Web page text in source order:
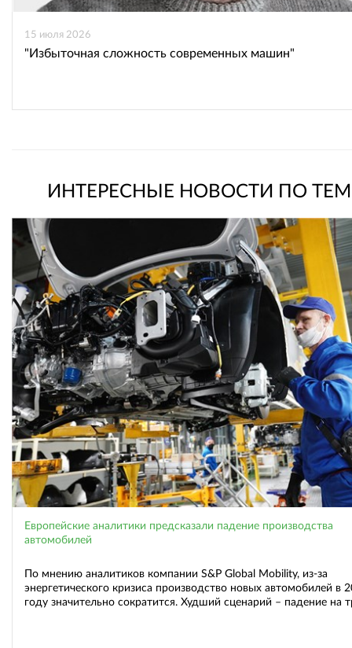
15 июля 2026
"Избыточная сложность современных машин"
ИНТЕРЕСНЫЕ НОВОСТИ ПО
Европейские аналитики предсказали падение производства
автомобилей
По мнению аналитиков компании S&P Global Mobility, из-за
энергетического кризиса производство новых автомобилей в
году значительно сократится. Худший сценарий – падение на